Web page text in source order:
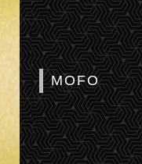
MOFO